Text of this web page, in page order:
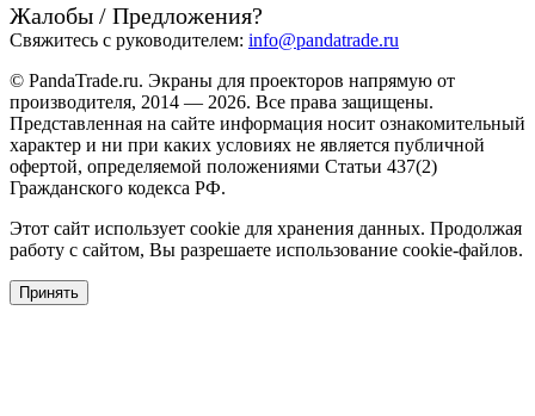
Жалобы / Предложения?
Свяжитесь с руководителем: info@pandatrade.ru
© PandaTrade.ru. Экраны для проекторов напрямую от
производителя, 2014 — 2026. Все права защищены.
Представленная на сайте информация носит ознакомительный
характер и ни при каких условиях не является публичной
офертой, определяемой положениями Статьи 437(2)
Гражданского кодекса РФ.
Этот сайт использует cookie для хранения данных. Продолжая
работу с сайтом, Вы разрешаете использование cookie-файлов.
Принять